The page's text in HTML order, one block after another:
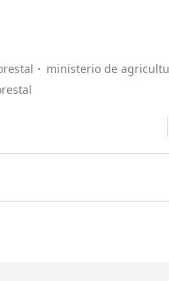
ministerio de